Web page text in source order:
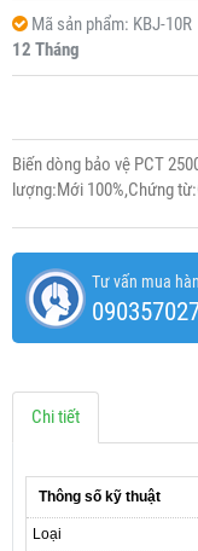
Mã sản phẩm: KBJ-10R
12 Tháng
Biến dòng bảo vệ PCT
lượng:Mới 100%,Chứng
Tư vấn mua
Chi tiết
Thông số kỹ thuật
Loại